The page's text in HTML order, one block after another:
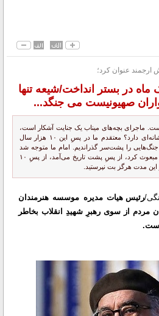
ارجمند عنوان کرد؛
در بستر انداخت/شیعه تنها
صهیونیست می جنگد...
ماجرای بچه‌های میناب یک جنایت آشکار است،
ولی حضور مردم در میادین چه نشانه‌ای دارد؟ معتقدم ما در پسِ این ۱۰ هزار سال
جنگ‌هایی را پشت‌سر گذراندیم. امام ما متوجه شد
که ما چه ملتی هستیم. اینکه ما را مبعوث کرد، از پسِ پشت تاریخ می‌آمد، از پسِ ۱۰
مدت هرگز بت نپرستید.
رئیس هیات مدیره موسسه هنرمندان
از سوی رهبرِ شهیدِ انقلاب بخاطر